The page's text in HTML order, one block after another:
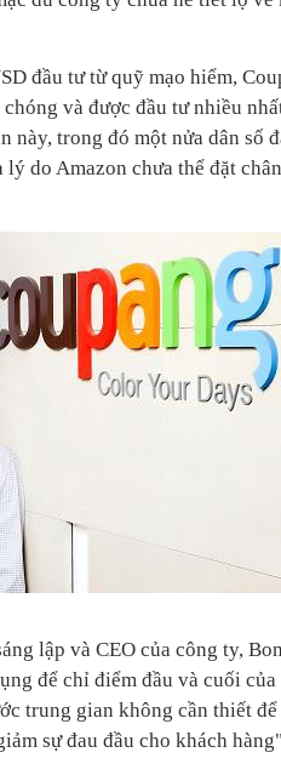
đầu tư từ quỹ mạo hiểm,
và được đầu tư nhiều
trong đó một nửa dân số
do Amazon chưa thể đặt
lập và CEO của công ty,
để chỉ điểm đầu và cuối
trung gian không cần thiết
sự đau đầu cho khách